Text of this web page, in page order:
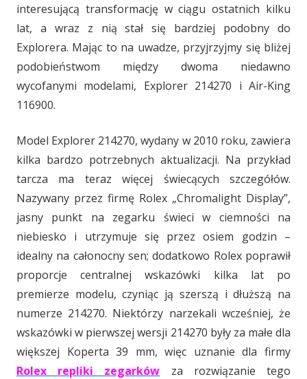
interesującą transformację w ciągu ostatnich kilku
lat, a wraz z nią stał się bardziej podobny do
Explorera. Mając to na uwadze, przyjrzyjmy się bliżej
podobieństwom między dwoma niedawno
wycofanymi modelami, Explorer 214270 i Air-King
116900.
Model Explorer 214270, wydany w 2010 roku, zawiera
kilka bardzo potrzebnych aktualizacji. Na przykład
tarcza ma teraz więcej świecących szczegółów.
Nazywany przez firmę Rolex „Chromalight Display”,
jasny punkt na zegarku świeci w ciemności na
niebiesko i utrzymuje się przez osiem godzin –
idealny na całonocny sen; dodatkowo Rolex poprawił
proporcje centralnej wskazówki kilka lat po
premierze modelu, czyniąc ją szerszą i dłuższą na
numerze 214270. Niektórzy narzekali wcześniej, że
wskazówki w pierwszej wersji 214270 były za małe dla
większej Koperta 39 mm, więc uznanie dla firmy
Rolex repliki zegarków za rozwiązanie tego